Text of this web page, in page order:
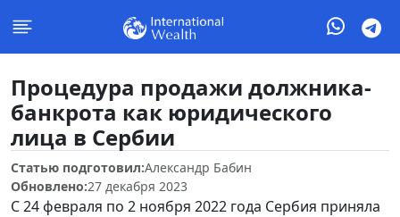
Процедура продажи должника-
банкрота как юридического
лица в Сербии
Статью подготовил:Александр Бабин
Обновлено:27 декабря 2023
С 24 февраля по 2 ноября 2022 года Сербия приняла